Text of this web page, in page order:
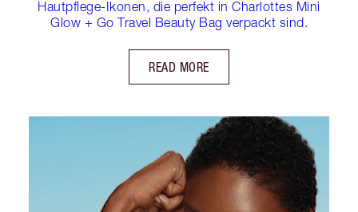
Hautpflege-Ikonen, die perfekt in Charlottes Mini
Glow + Go Travel Beauty Bag verpackt sind.
READ MORE